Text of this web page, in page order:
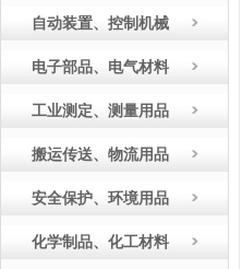
自动装置、控制机械
电子部品、电气材料
工业测定、测量用品
搬运传送、物流用品
安全保护、环境用品
化学制品、化工材料